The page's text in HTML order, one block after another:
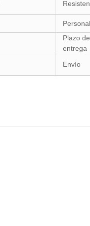
Plazo de
entrega
Envío